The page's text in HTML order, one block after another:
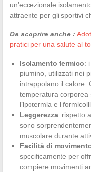
un’eccezionale
attraente per gli sportivi
Da scoprire anche :
pratici per una salute al
Isolamento termico:
piumino, utilizzati nei
intrappolano il calore.
temperatura corporea
l’ipotermia e i
Leggerezza: rispetto
sono
muscolare durante
Facilità di movimento
specificamente per
compiere movimenti